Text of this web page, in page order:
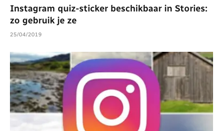
Instagram quiz-sticker beschikbaar in Stories:
zo gebruik je ze
25/04/2019